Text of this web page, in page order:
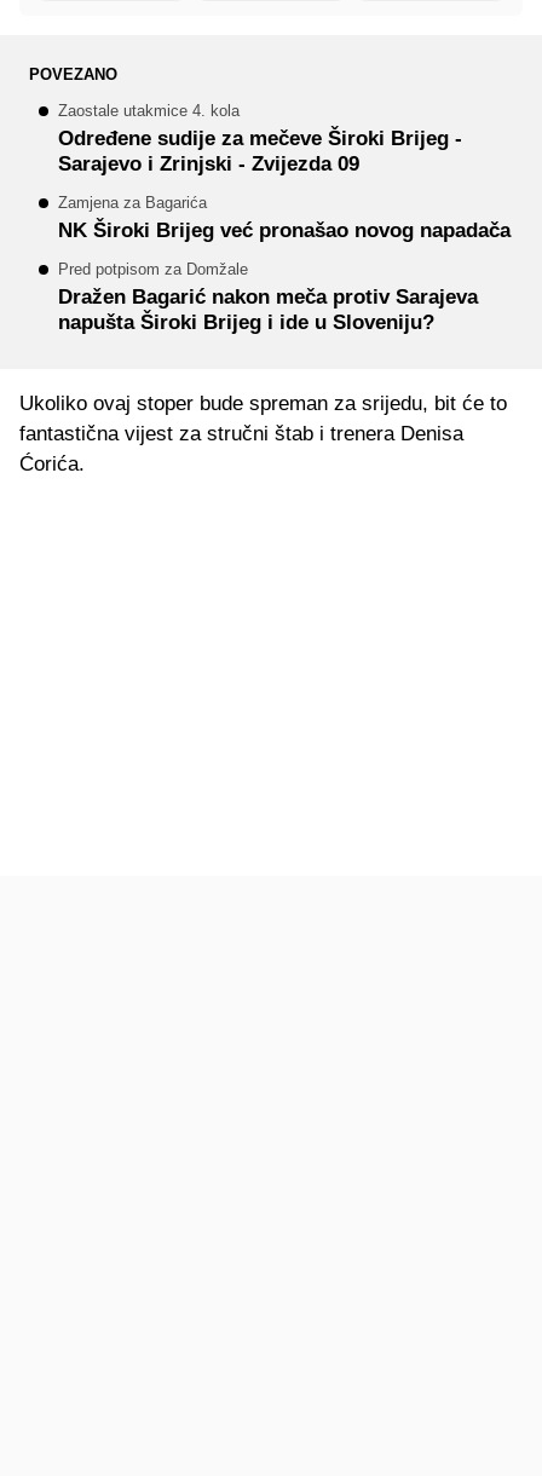
POVEZANO
Zaostale utakmice 4. kola
Određene sudije za mečeve Široki Brijeg -
Sarajevo i Zrinjski - Zvijezda 09
Zamjena za Bagarića
NK Široki Brijeg već pronašao novog napadača
Pred potpisom za Domžale
Dražen Bagarić nakon meča protiv Sarajeva
napušta Široki Brijeg i ide u Sloveniju?
Ukoliko ovaj stoper bude spreman za srijedu, bit će to
fantastična vijest za stručni štab i trenera Denisa
Ćorića.